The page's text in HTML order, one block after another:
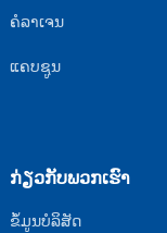
ຄໍລາເຈນ
ແຄບຊູນ
ກ່ຽວກັບພວກເຮົາ
ຂໍ້ມູນບໍລິສັດ